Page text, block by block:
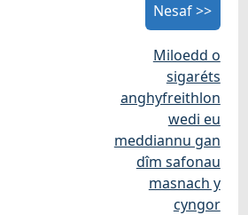
Nesaf >>
Miloedd o
sigaréts
anghyfreithlon
wedi eu
meddiannu gan
dîm safonau
masnach y
cyngor